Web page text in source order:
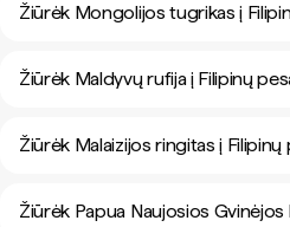
Žiūrėk Mongolijos tugrikas į
Žiūrėk Maldyvų rufija į Filipinų
Žiūrėk Malaizijos ringitas į Filipinų
Žiūrėk Papua Naujosios